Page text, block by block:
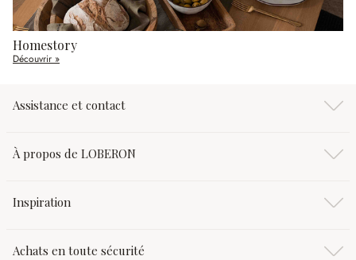
Homestory
Découvrir »
Assistance et contact
À propos de LOBERON
Inspiration
Achats en toute sécurité